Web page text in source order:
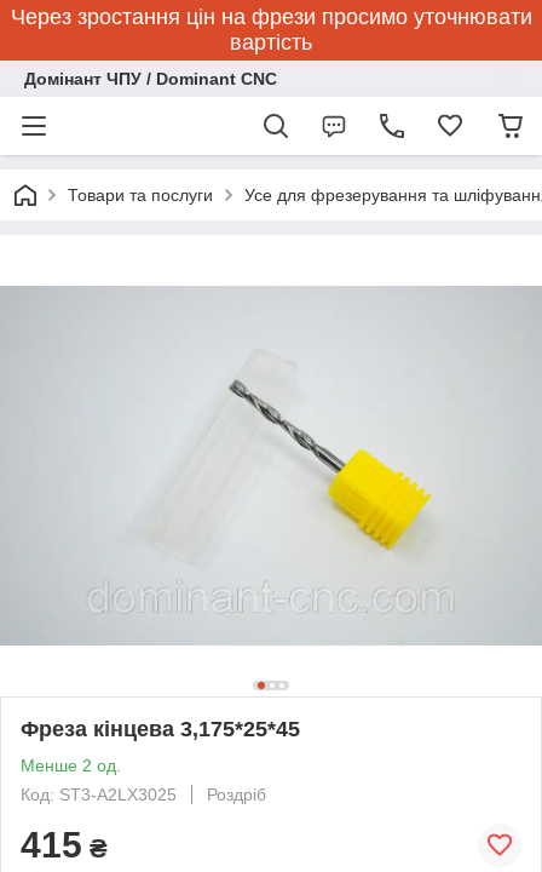
Через зростання цін на фрези просимо уточнювати
вартість
Домінант ЧПУ / Dominant CNC
Товари та послуги Усе для фрезерування та
Фреза кінцева 3,175*25*45
Менше 2 од.
Код: ST3-A2LX3025
Роздріб
415 ₴